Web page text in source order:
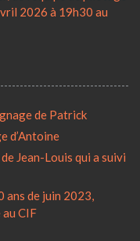
2026 à 19h30 au
de Patrick
d’Antoine
Jean-Louis qui a suivi
ans de juin 2023,
CIF